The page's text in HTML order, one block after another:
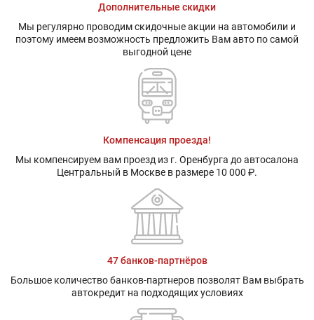
Дополнительные скидки
Мы регулярно проводим скидочные акции на автомобили и
поэтому имеем возможность предложить Вам авто по самой
выгодной цене
Компенсация проезда!
Мы компенсируем вам проезд из г. Оренбурга до автосалона
Центральный в Москве в размере 10 000 ₽.
47 банков-партнёров
Большое количество банков-партнеров позволят Вам выбрать
автокредит на подходящих условиях